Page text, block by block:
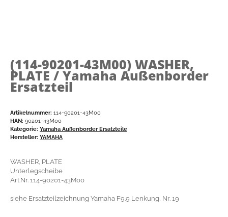
(114-90201-43M00) WASHER,
PLATE / Yamaha Außenborder
Ersatzteil
Artikelnummer: 114-90201-43M00
HAN: 90201-43M00
Kategorie: Yamaha Außenborder Ersatzteile
Hersteller: YAMAHA
WASHER, PLATE
Unterlegscheibe
Art.Nr. 114-90201-43M00
siehe Ersatzteilzeichnung Yamaha F9.9 Lenkung, Nr. 19